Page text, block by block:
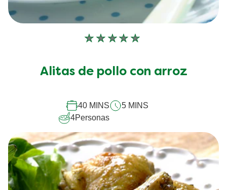
No
enviado
este
recipe
Alitas de pollo con arroz
40 MINS
5 MINS
4Personas